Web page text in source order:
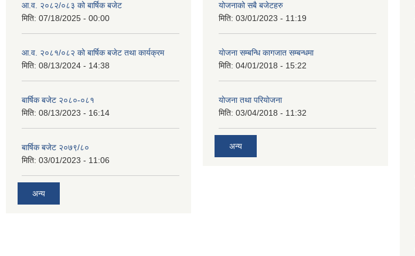
आ.व. २०८२/०८३ को बार्षिक बजेट
मिति: 07/18/2025 - 00:00
आ.व. २०८१/०८२ को बार्षिक बजेट तथा कार्यक्रम
मिति: 08/13/2024 - 14:38
बार्षिक बजेट २०८०-०८१
मिति: 08/13/2023 - 16:14
बार्षिक बजेट २०७९/८०
मिति: 03/01/2023 - 11:06
अन्य
योजनाको सबै बजेटहरु
मिति: 03/01/2023 - 11:19
याेजना सम्बन्धि कागजात सम्बन्धमा
मिति: 04/01/2018 - 15:22
याेजना तथा परियाेजना
मिति: 03/04/2018 - 11:32
अन्य